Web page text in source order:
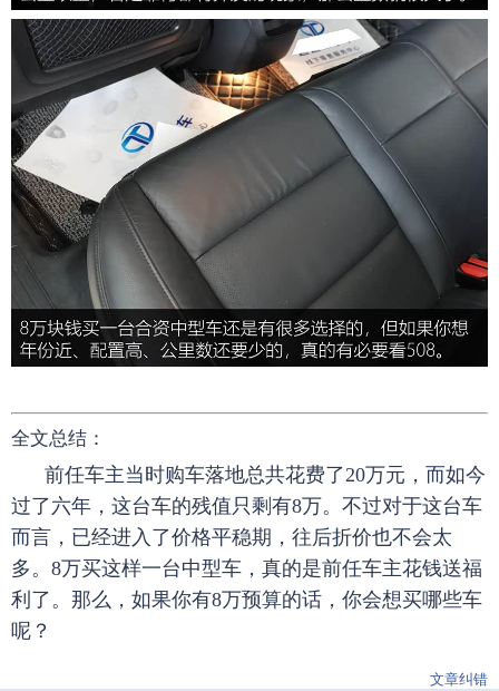
全文总结：
前任车主当时购车落地总共花费了20万元，而如今
过了六年，这台车的残值只剩有8万。不过对于这台车
而言，已经进入了价格平稳期，往后折价也不会太
多。8万买这样一台中型车，真的是前任车主花钱送福
利了。那么，如果你有8万预算的话，你会想买哪些车
呢？
文章纠错